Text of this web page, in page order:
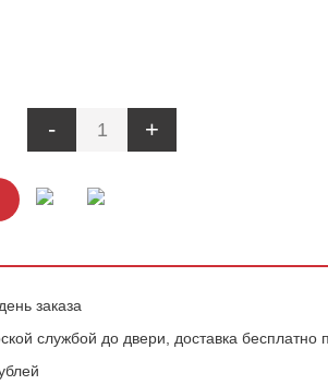
- +
заказа
службой до двери, доставка бесплатно